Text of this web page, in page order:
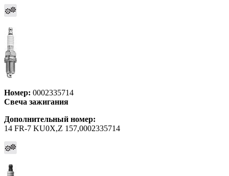
Номер: 0002335714
Свеча зажигания
Дополнительный номер:
14 FR-7 KU0X,Z 157,0002335714